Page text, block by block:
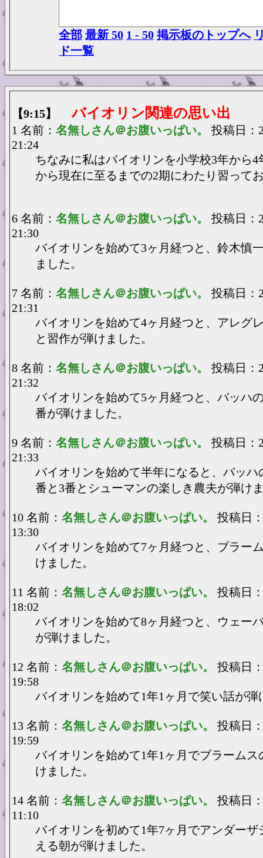
全部 最新 50 1 - 50 掲示板のトップへ
ド一覧
【9:15】バイオリン関連の思い出
1 名前： 名無しさん＠お腹いっぱい。 投稿日：
21:24
ちなみに私はバイオリンを小学校3年から4
から現在に至るまでの2期にわたり習って
6 名前： 名無しさん＠お腹いっぱい。 投稿日：
21:30
バイオリンを始めて3ヶ月経つと、鈴木慎
ました。
7 名前： 名無しさん＠お腹いっぱい。 投稿日：
21:31
バイオリンを始めて4ヶ月経つと、アレグ
と習作が弾けました。
8 名前： 名無しさん＠お腹いっぱい。 投稿日：
21:32
バイオリンを始めて5ヶ月経つと、バッハ
番が弾けました。
9 名前： 名無しさん＠お腹いっぱい。 投稿日：
21:33
バイオリンを始めて半年になると、バッハ
番と3番とシューマンの楽しき農夫が弾け
10 名前： 名無しさん＠お腹いっぱい。 投稿日
13:30
バイオリンを始めて7ヶ月経つと、ブラー
けました。
11 名前： 名無しさん＠お腹いっぱい。 投稿日
18:02
バイオリンを始めて8ヶ月経つと、ウェー
が弾けました。
12 名前： 名無しさん＠お腹いっぱい。 投稿日
19:58
バイオリンを始めて1年1ヶ月で笑い話が弾
13 名前： 名無しさん＠お腹いっぱい。 投稿日
19:59
バイオリンを始めて1年1ヶ月でブラームス
けました。
14 名前： 名無しさん＠お腹いっぱい。 投稿日
11:10
バイオリンを初めて1年7ヶ月でアンダーザ
える朝が弾けました。